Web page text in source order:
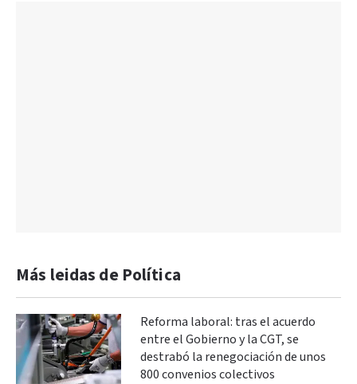
Más leidas de Política
Reforma laboral: tras el acuerdo
entre el Gobierno y la CGT, se
destrabó la renegociación de unos
800 convenios colectivos